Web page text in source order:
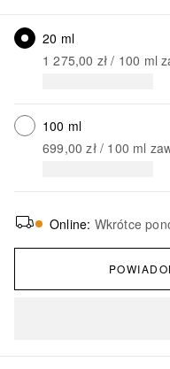
20 ml
1 275,00 zł / 100 ml
100 ml
699,00 zł / 100 ml
Online: Wkrótce